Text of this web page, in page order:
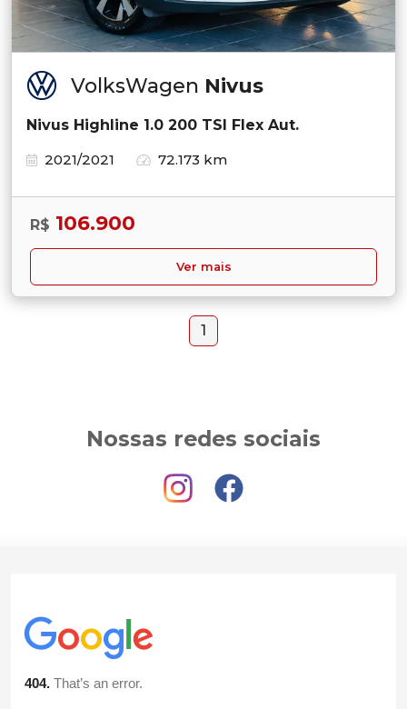
VolksWagen Nivus
Nivus Highline 1.0 200 TSI Flex Aut.
2021/2021
72.173 km
R$ 106.900
Ver mais
1
Nossas redes sociais